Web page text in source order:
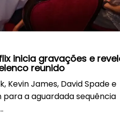
inicia gravações e
reunido
Kevin James, David Spade e
a aguardada sequência